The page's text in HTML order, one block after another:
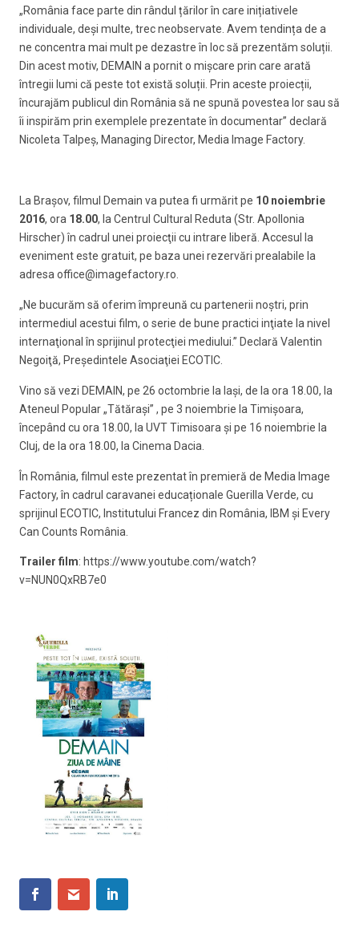
„România face parte din rândul țărilor în care inițiativele
individuale, deși multe, trec neobservate. Avem tendința de a
ne concentra mai mult pe dezastre în loc să prezentăm soluții.
Din acest motiv, DEMAIN a pornit o mișcare prin care arată
întregii lumi că peste tot există soluții. Prin aceste proiecții,
încurajăm publicul din România să ne spună povestea lor sau să
îi inspirăm prin exemplele prezentate în documentar” declară
Nicoleta Talpeș, Managing Director, Media Image Factory.
La Braşov, filmul Demain va putea fi urmărit pe 10 noiembrie
2016, ora 18.00, la Centrul Cultural Reduta (Str. Apollonia
Hirscher) în cadrul unei proiecţii cu intrare liberă. Accesul la
eveniment este gratuit, pe baza unei rezervări prealabile la
adresa office@imagefactory.ro.
„Ne bucurăm să oferim împreună cu partenerii noştri, prin
intermediul acestui film, o serie de bune practici inţiate la nivel
internaţional în sprijinul protecţiei mediului.” Declară Valentin
Negoiţă, Preşedintele Asociaţiei ECOTIC.
Vino să vezi DEMAIN, pe 26 octombrie la Iaşi, de la ora 18.00, la
Ateneul Popular „Tătărași” , pe 3 noiembrie la Timişoara,
începând cu ora 18.00, la UVT Timisoara şi pe 16 noiembrie la
Cluj, de la ora 18.00, la Cinema Dacia.
În România, filmul este prezentat în premieră de Media Image
Factory, în cadrul caravanei educaționale Guerilla Verde, cu
sprijinul ECOTIC, Institutului Francez din România, IBM şi Every
Can Counts România.
Trailer film: https://www.youtube.com/watch?
v=NUN0QxRB7e0